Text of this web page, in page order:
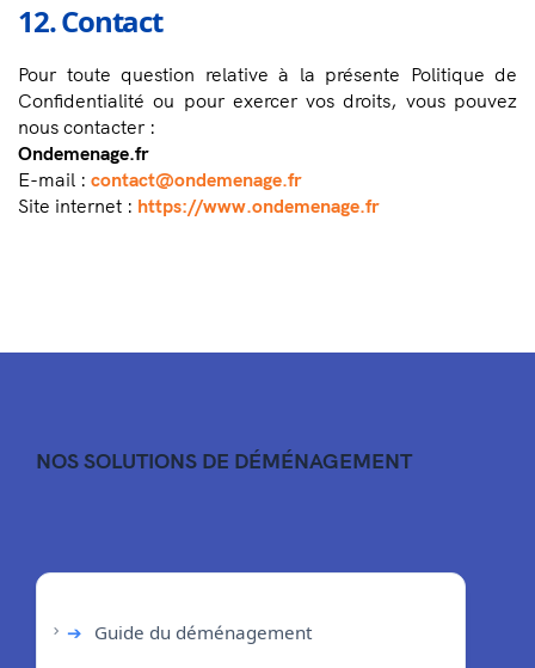
12. Contact
Pour toute question relative à la présente Politique de
Confidentialité ou pour exercer vos droits, vous pouvez
nous contacter :
Ondemenage.fr
E-mail : contact@ondemenage.fr
Site internet : https://www.ondemenage.fr
NOS SOLUTIONS DE DÉMÉNAGEMENT
➔ Guide du déménagement